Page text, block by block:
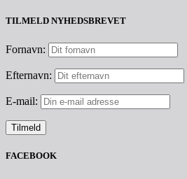
TILMELD NYHEDSBREVET
Fornavn:
Efternavn:
E-mail:
FACEBOOK